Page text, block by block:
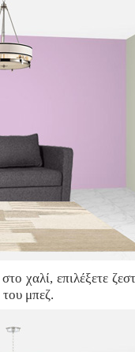
χαλί, επιλέξετε
μπεζ.